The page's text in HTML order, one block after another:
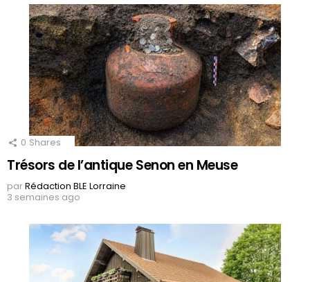
0 Shares
Trésors de l’antique Senon en Meuse
parRédaction BLE Lorraine
3 semaines ago